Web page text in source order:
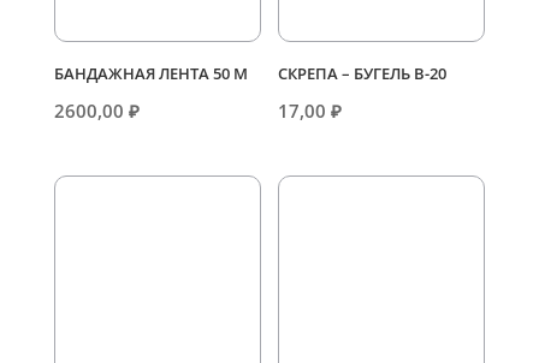
БАНДАЖНАЯ ЛЕНТА 50 М
2600,00 ₽
СКРЕПА – БУГЕЛЬ В-20
17,00₽